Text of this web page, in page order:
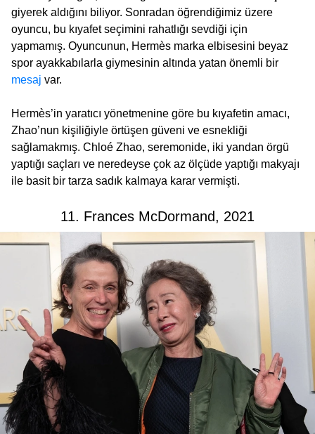
giyerek aldığını biliyor. Sonradan öğrendiğimiz üzere
oyuncu, bu kıyafet seçimini rahatlığı sevdiği için
yapmamış. Oyuncunun, Hermès marka elbisesini beyaz
spor ayakkabılarla giymesinin altında yatan önemli bir
mesaj var.
Hermès’in yaratıcı yönetmenine göre bu kıyafetin amacı,
Zhao’nun kişiliğiyle örtüşen güveni ve esnekliği
sağlamakmış. Chloé Zhao, seremonide, iki yandan örgü
yaptığı saçları ve neredeyse çok az ölçüde yaptığı makyajı
ile basit bir tarza sadık kalmaya karar vermişti.
11. Frances McDormand, 2021